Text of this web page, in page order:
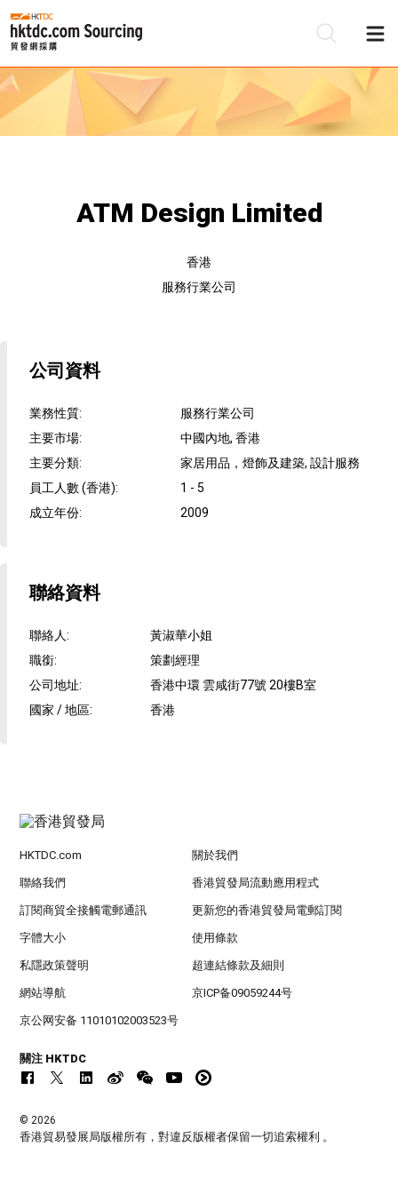
ATM Design Limited
香港
服務行業公司
公司資料
業務性質:
服務行業公司
主要市場:
中國內地, 香港
主要分類:
家居用品，燈飾及建築, 設計服務
員工人數 (香港):
1 - 5
成立年份: 2009
聯絡資料
聯絡人:
黃淑華小姐
職銜:
策劃經理
公司地址:
香港中環 雲咸街77號 20樓B室
國家 / 地區: 香港
HKTDC.com 關於我們
聯絡我們 香港貿發局流動應用程式
訂閱商貿全接觸電郵通訊 更新您的香港貿發局電郵訂閱
字體大小 使用條款
私隱政策聲明 超連結條款及細則
網站導航 京ICP备09059244号
京公网安备 11010102003523号
關注 HKTDC
© 2026
香港貿易發展局版權所有，對違反版權者保留一切追索權利 。